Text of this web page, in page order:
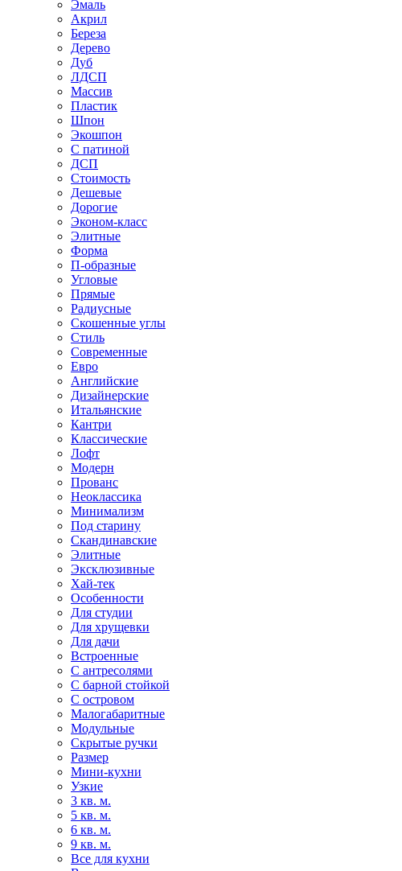
Эмаль
Акрил
Береза
Дерево
Дуб
ЛДСП
Массив
Пластик
Шпон
Экошпон
С патиной
ДСП
Стоимость
Дешевые
Дорогие
Эконом-класс
Элитные
Форма
П-образные
Угловые
Прямые
Радиусные
Скошенные углы
Стиль
Современные
Евро
Английские
Дизайнерские
Итальянские
Кантри
Классические
Лофт
Модерн
Прованс
Неоклассика
Минимализм
Под старину
Скандинавские
Элитные
Эксклюзивные
Хай-тек
Особенности
Для студии
Для хрущевки
Для дачи
Встроенные
С антресолями
С барной стойкой
С островом
Малогабаритные
Модульные
Скрытые ручки
Размер
Мини-кухни
Узкие
3 кв. м.
5 кв. м.
6 кв. м.
9 кв. м.
Все для кухни